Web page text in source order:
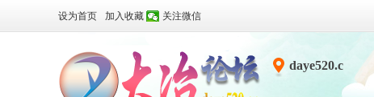
设为首页 加入收藏 关注微信
daye520.c